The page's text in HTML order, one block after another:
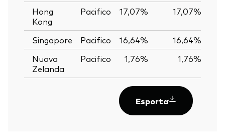
Hong
Kong
Pacifico 17,07% 17,07%
Singapore Pacifico 16,64% 16,64%
Nuova
Zelanda
Pacifico 1,76% 1,76%
Esporta